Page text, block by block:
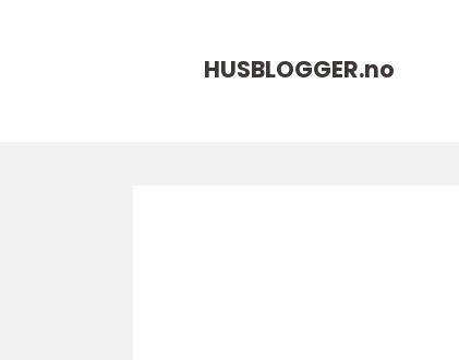
HUSBLOGGER.no